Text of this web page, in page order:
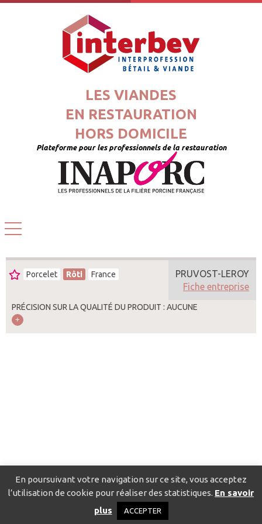
LES VIANDES
EN RESTAURATION
HORS DOMICILE
Plateforme pour les professionnels de la restauration
Porcelet Rôti France
PRÉCISION SUR LA QUALITÉ DU PRODUIT : AUCUNE
PRUVOST-LEROY
Fiche entreprise
Catalogue pour localiser les fournisseurs
Politique de confidentialité
En poursuivant votre navigation sur ce site, vous acceptez
l’utilisation de cookie pour réaliser des statistiques. En savoir
plus
ACCEPTER